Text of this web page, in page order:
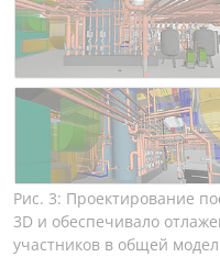
Рис. 3: Проектирование
3D и обеспечивало
участников в общей